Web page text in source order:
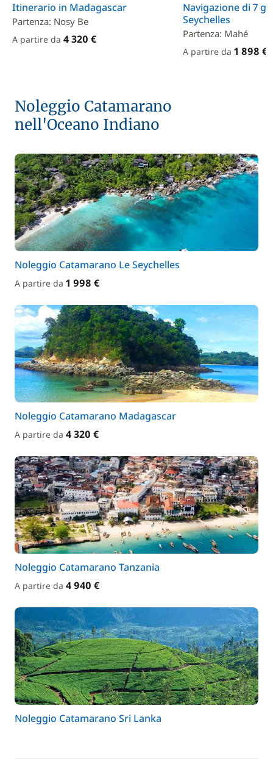
Itinerario in Madagascar
Partenza: Nosy Be
A partire da 4 320 €
Navigazione di 7
Seychelles
Partenza: Mahé
A partire da 1 898 €
Noleggio Catamarano
nell'Oceano Indiano
Noleggio Catamarano Le Seychelles
A partire da 1 998 €
Noleggio Catamarano Madagascar
A partire da 4 320 €
Noleggio Catamarano Tanzania
A partire da 4 940 €
Noleggio Catamarano Sri Lanka